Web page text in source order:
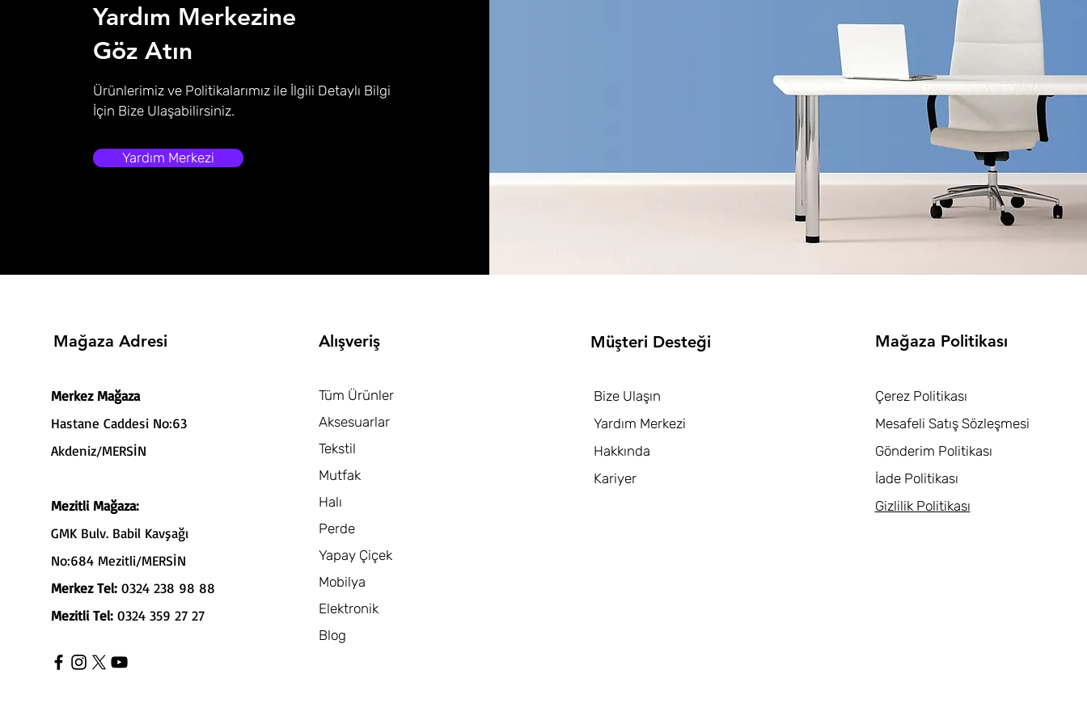
Yardım Merkezine
Göz Atın
Ürünlerimiz ve Politikalarımız ile İlgili Detaylı Bilgi
İçin Bize Ulaşabilirsiniz.
Yardım Merkezi
Mağaza Adresi
Merkez Mağaza
Hastane Caddesi No:63
Akdeniz/MERSİN
Mezitli Mağaza:
GMK Bulv. Babil Kavşağı
No:684 Mezitli/MERSİN
Merkez Tel: 0324 238 98 88
Mezitli Tel: 0324 359 27 27
Alışveriş
Tüm Ürünler
Aksesuarlar
Tekstil
Mutfak
Halı
Perde
Yapay Çiçek
Mobilya
Elektronik
Blog
Müşteri Desteği
Bize Ulaşın
Yardım Merkezi
Hakkında
Kariyer
Mağaza Politikası
Çerez Politikası
Mesafeli Satış Sözleşmesi
Gönderim Politikası
İade Politikası
Gizlilik Politikası